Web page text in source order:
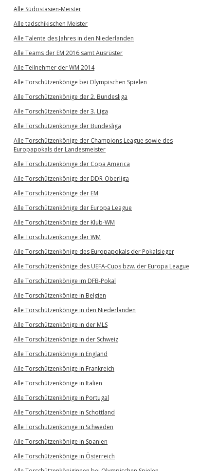
Alle Südostasien-Meister
Alle tadschikischen Meister
Alle Talente des Jahres in den Niederlanden
Alle Teams der EM 2016 samt Ausrüster
Alle Teilnehmer der WM 2014
Alle Torschützenkönige bei Olympischen Spielen
Alle Torschützenkönige der 2. Bundesliga
Alle Torschützenkönige der 3. Liga
Alle Torschützenkönige der Bundesliga
Alle Torschützenkönige der Champions League sowie des
Europapokals der Landesmeister
Alle Torschützenkönige der Copa America
Alle Torschützenkönige der DDR-Oberliga
Alle Torschützenkönige der EM
Alle Torschützenkönige der Europa League
Alle Torschützenkönige der Klub-WM
Alle Torschützenkönige der WM
Alle Torschützenkönige des Europapokals der Pokalsieger
Alle Torschützenkönige des UEFA-Cups bzw. der Europa League
Alle Torschützenkönige im DFB-Pokal
Alle Torschützenkönige in Belgien
Alle Torschützenkönige in den Niederlanden
Alle Torschützenkönige in der MLS
Alle Torschützenkönige in der Schweiz
Alle Torschützenkönige in England
Alle Torschützenkönige in Frankreich
Alle Torschützenkönige in Italien
Alle Torschützenkönige in Portugal
Alle Torschützenkönige in Schottland
Alle Torschützenkönige in Schweden
Alle Torschützenkönige in Spanien
Alle Torschützenkönige in Österreich